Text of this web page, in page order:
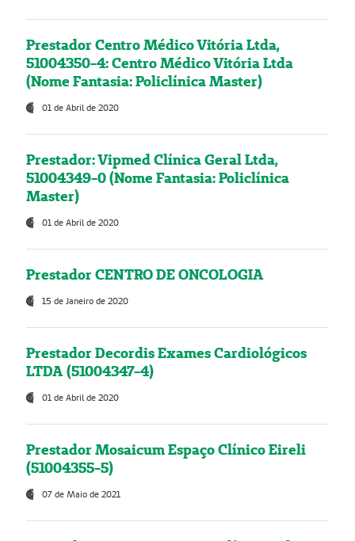
Prestador Centro Médico Vitória Ltda,
51004350-4: Centro Médico Vitória Ltda
(Nome Fantasia: Policlínica Master)
01 de Abril de 2020
Prestador: Vipmed Clínica Geral Ltda,
51004349-0 (Nome Fantasia: Policlínica
Master)
01 de Abril de 2020
Prestador CENTRO DE ONCOLOGIA
15 de Janeiro de 2020
Prestador Decordis Exames Cardiológicos
LTDA (51004347-4)
01 de Abril de 2020
Prestador Mosaicum Espaço Clínico Eireli
(51004355-5)
07 de Maio de 2021